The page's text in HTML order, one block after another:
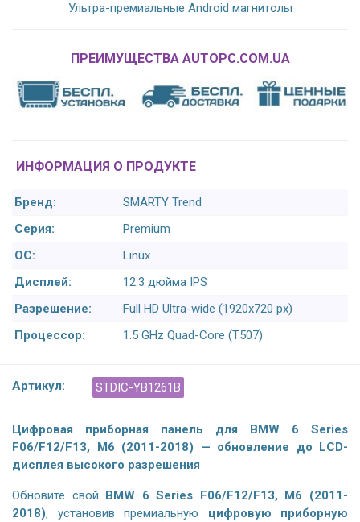
Ультра-премиальные Android магнитолы
ПРЕИМУЩЕСТВА AUTOPC.COM.UA
ИНФОРМАЦИЯ О ПРОДУКТЕ
Бренд:
SMARTY Trend
Серия:
Premium
ОС:
Linux
Дисплей:
12.3 дюйма IPS
Разрешение:
Full HD Ultra-wide (1920x720 px)
Процессор:
1.5 GHz Quad-Core (T507)
Артикул: STDIC-YB1261B
Цифровая приборная панель для BMW 6 Series
F06/F12/F13, M6 (2011-2018) — обновление до LCD-
дисплея высокого разрешения
Обновите свой BMW 6 Series F06/F12/F13, M6 (2011-
2018), установив премиальную цифровую приборную